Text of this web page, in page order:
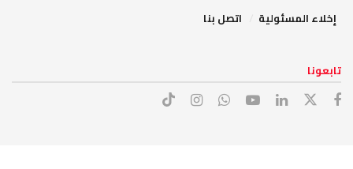
إخلاء المسئولية
اتصل بنا
تابعونا